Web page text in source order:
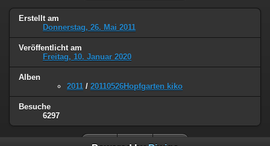
Erstellt am
Donnerstag, 26. Mai 2011
Veröffentlicht am
Freitag, 10. Januar 2020
Alben
2011 / 20110526Hopfgarten kiko
Besuche
6297